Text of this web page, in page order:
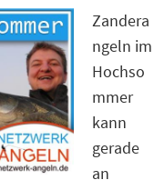
Zandera
ngeln im
Hochso
mmer
kann
gerade
an